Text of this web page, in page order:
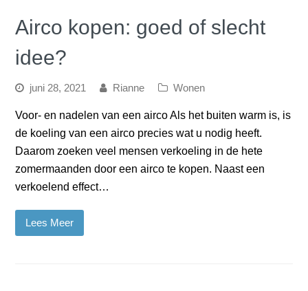
Airco kopen: goed of slecht
idee?
juni 28, 2021 Rianne Wonen
Voor- en nadelen van een airco Als het buiten warm is, is
de koeling van een airco precies wat u nodig heeft.
Daarom zoeken veel mensen verkoeling in de hete
zomermaanden door een airco te kopen. Naast een
verkoelend effect…
Lees Meer